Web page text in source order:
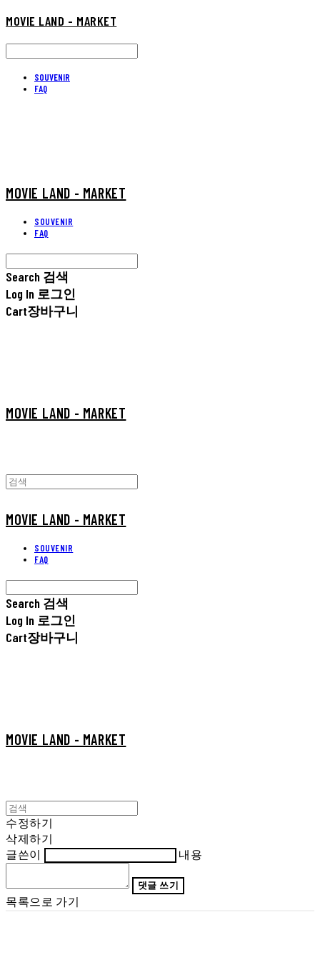
MOVIE LAND - MARKET
SOUVENIR
FAQ
MOVIE LAND - MARKET
SOUVENIR
FAQ
Search 검색
Log In 로그인
Cart장바구니
MOVIE LAND - MARKET
MOVIE LAND - MARKET
SOUVENIR
FAQ
Search 검색
Log In 로그인
Cart장바구니
MOVIE LAND - MARKET
수정하기
삭제하기
글쓴이
내용
댓글 쓰기
목록으로 가기